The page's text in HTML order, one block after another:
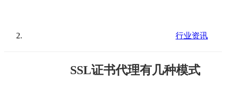
行业资讯
SSL证书代理有几种模式